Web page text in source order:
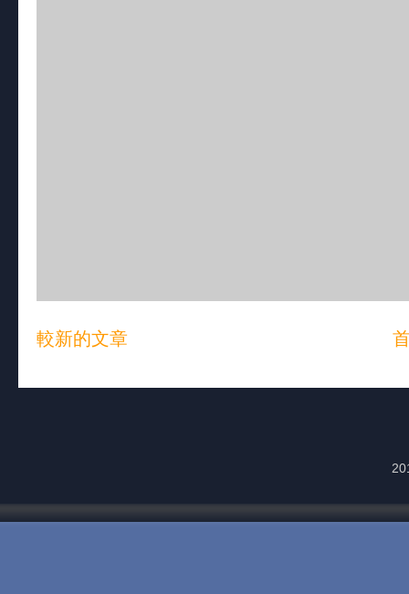
較新的文章